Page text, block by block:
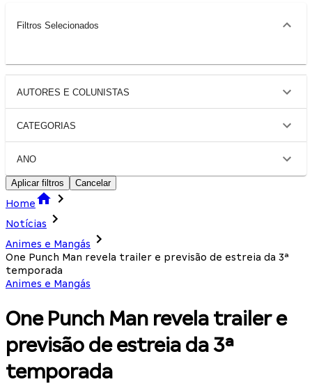
Filtros Selecionados
AUTORES E COLUNISTAS
CATEGORIAS
ANO
Aplicar filtros Cancelar
Home
Notícias
Animes e Mangás
One Punch Man revela trailer e previsão de estreia da 3ª
temporada
Animes e Mangás
One Punch Man revela trailer e
previsão de estreia da 3ª
temporada